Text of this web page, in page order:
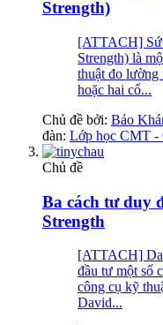
Strength)
[ATTACH]
Strength) là
thuật đo lường
hoặc hai cổ...
Chủ đề bởi: Bảo
đàn: Lớp học CMT -
Chủ đề
Ba cách tư duy
Strength
[ATTACH]
đầu tư một số
công cụ kỹ
David...